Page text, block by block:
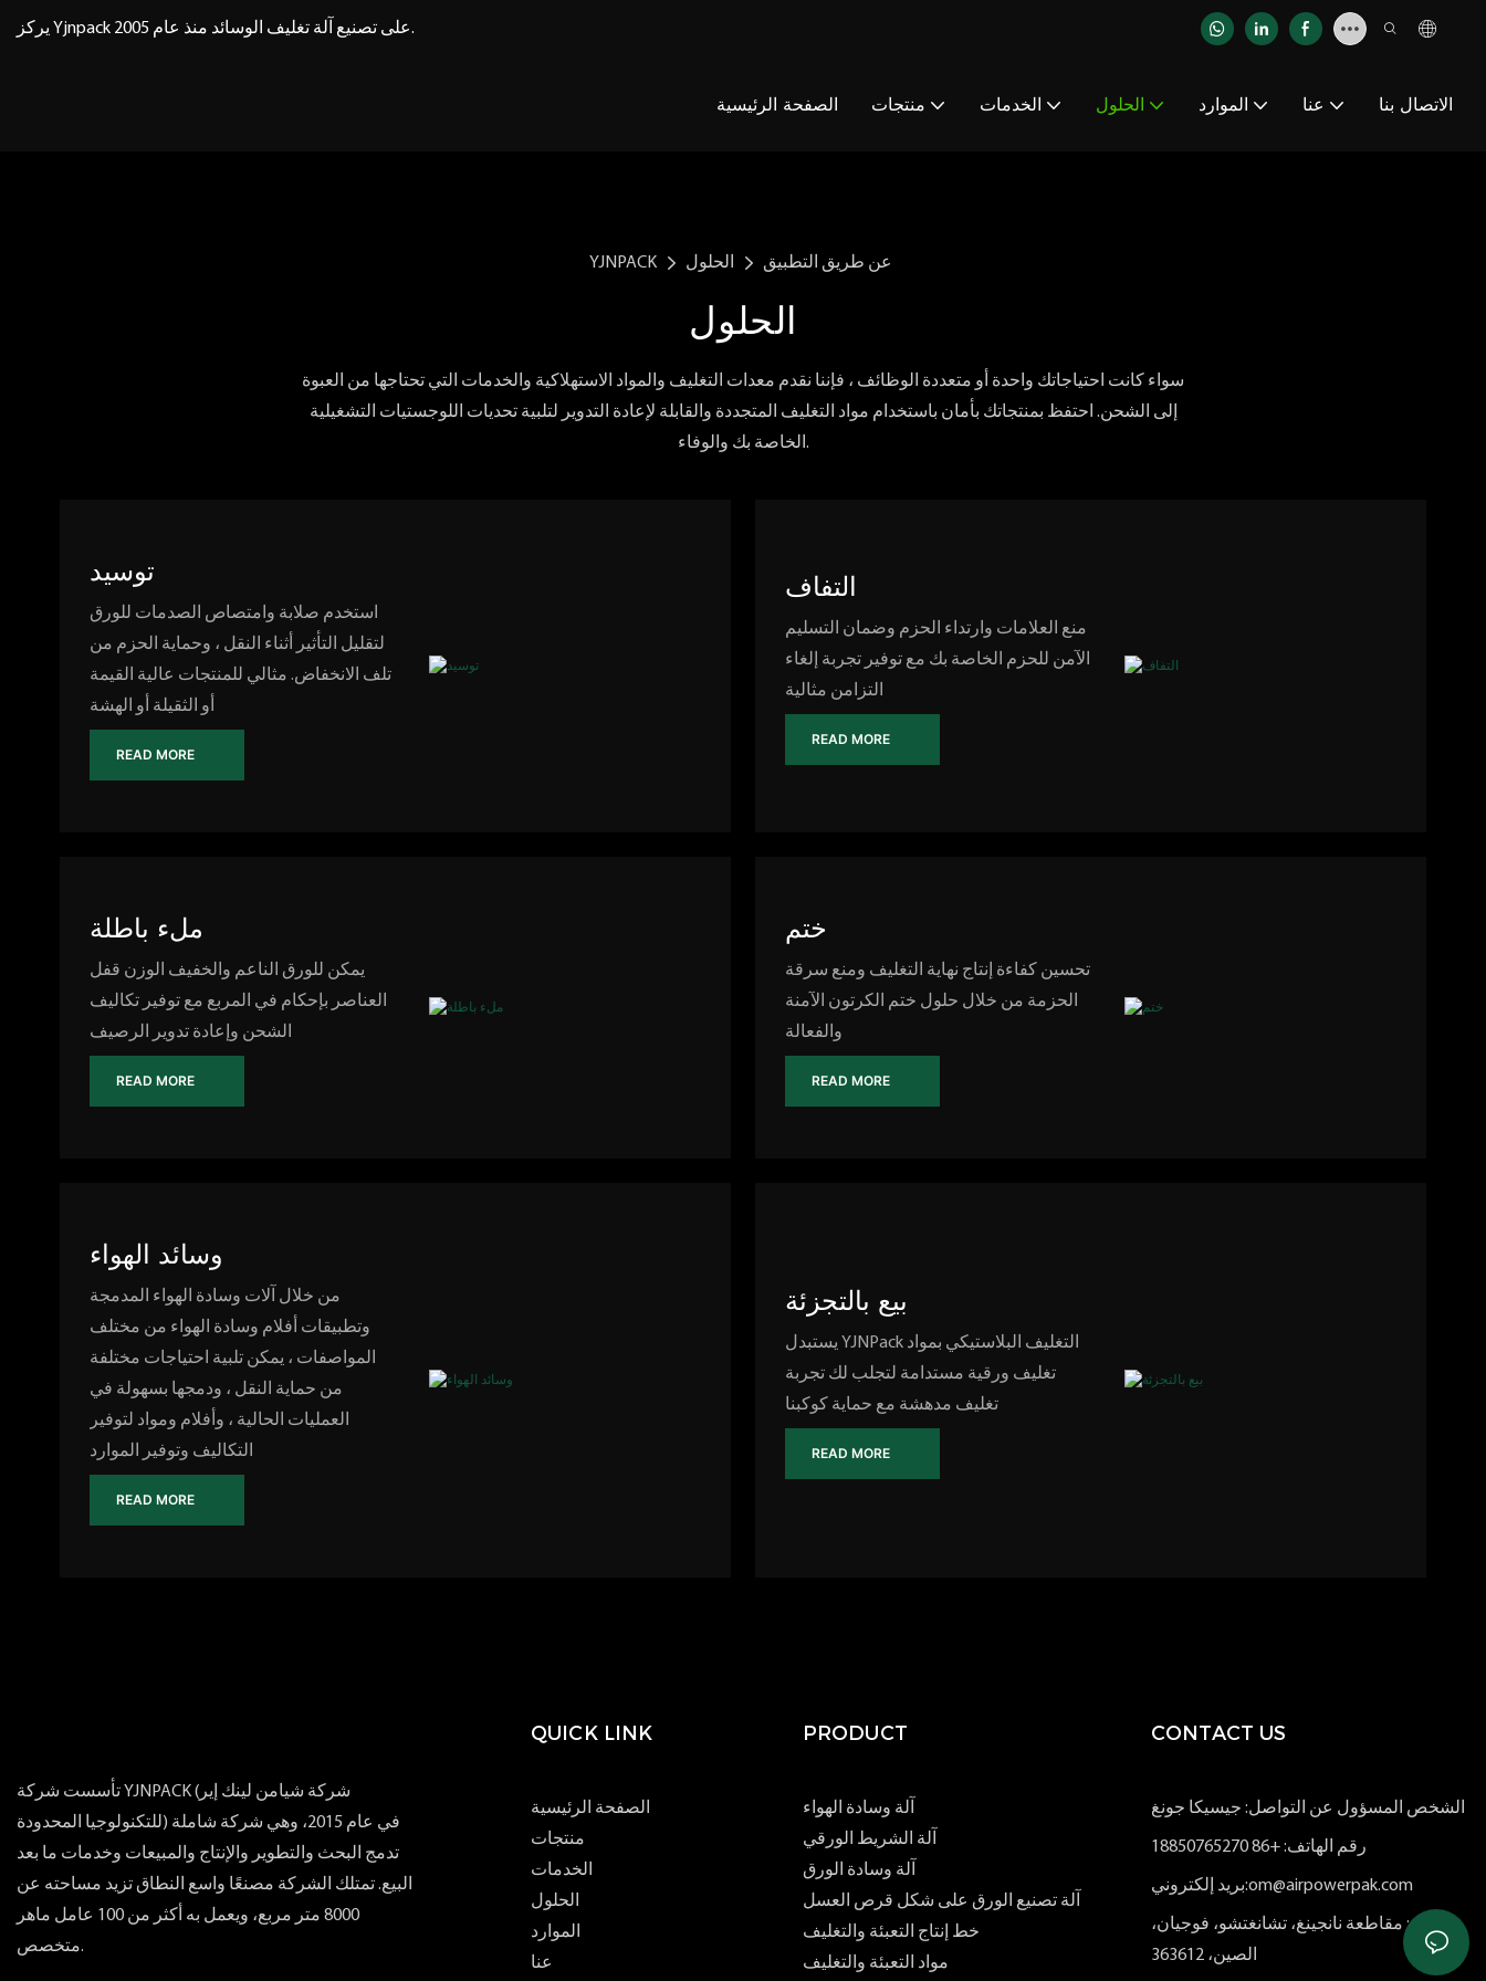
يركز Yjnpack على تصنيع آلة تغليف الوسائد منذ عام 2005.
الصفحة الرئيسية منتجات الخدمات الحلول الموارد عنا الاتصال بنا
YJNPACK الحلول عن طريق التطبيق
الحلول
سواء كانت احتياجاتك واحدة أو متعددة الوظائف ، فإننا نقدم معدات التغليف والمواد الاستهلاكية والخدمات التي تحتاجها من العبوة
إلى الشحن. احتفظ بمنتجاتك بأمان باستخدام مواد التغليف المتجددة والقابلة لإعادة التدوير لتلبية تحديات اللوجستيات التشغيلية
الخاصة بك والوفاء.
توسيد
استخدم صلابة وامتصاص الصدمات للورق
لتقليل التأثير أثناء النقل ، وحماية الحزم من
تلف الانخفاض. مثالي للمنتجات عالية القيمة
أو الثقيلة أو الهشة
READ MORE
التفاف
منع العلامات وارتداء الحزم وضمان التسليم
الآمن للحزم الخاصة بك مع توفير تجربة إلغاء
التزامن مثالية
READ MORE
ملء باطلة
يمكن للورق الناعم والخفيف الوزن قفل
العناصر بإحكام في المربع مع توفير تكاليف
الشحن وإعادة تدوير الرصيف
READ MORE
ختم
تحسين كفاءة إنتاج نهاية التغليف ومنع سرقة
الحزمة من خلال حلول ختم الكرتون الآمنة
والفعالة
READ MORE
وسائد الهواء
من خلال آلات وسادة الهواء المدمجة
وتطبيقات أفلام وسادة الهواء من مختلف
المواصفات ، يمكن تلبية احتياجات مختلفة
من حماية النقل ، ودمجها بسهولة في
العمليات الحالية ، وأفلام ومواد لتوفير
التكاليف وتوفير الموارد
READ MORE
بيع بالتجزئة
يستبدل YJNPack التغليف البلاستيكي بمواد
تغليف ورقية مستدامة لتجلب لك تجربة
تغليف مدهشة مع حماية كوكبنا
READ MORE
تأسست شركة YJNPACK (شركة شيامن لينك إير
للتكنولوجيا المحدودة) في عام 2015، وهي شركة شاملة
تدمج البحث والتطوير والإنتاج والمبيعات وخدمات ما بعد
البيع. تمتلك الشركة مصنعًا واسع النطاق تزيد مساحته عن
8000 متر مربع، ويعمل به أكثر من 100 عامل ماهر
متخصص.
QUICK LINK
الصفحة الرئيسية
منتجات
الخدمات
الحلول
الموارد
عنا
PRODUCT
آلة وسادة الهواء
آلة الشريط الورقي
آلة وسادة الورق
آلة تصنيع الورق على شكل قرص العسل
خط إنتاج التعبئة والتغليف
مواد التعبئة والتغليف
CONTACT US
الشخص المسؤول عن التواصل: جيسيكا جونغ
رقم الهاتف: +86 18850765270
بريد إلكتروني:om@airpowerpak.com
إضافة: مقاطعة نانجينغ، تشانغتشو، فوجيان،
الصين، 363612